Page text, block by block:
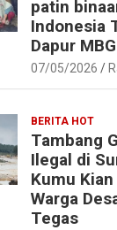
patin
Indonesia
Dapur MBG
07/05/2026
BERITA HOT
Tambang
Ilegal di
Kumu
Warga
Tegas